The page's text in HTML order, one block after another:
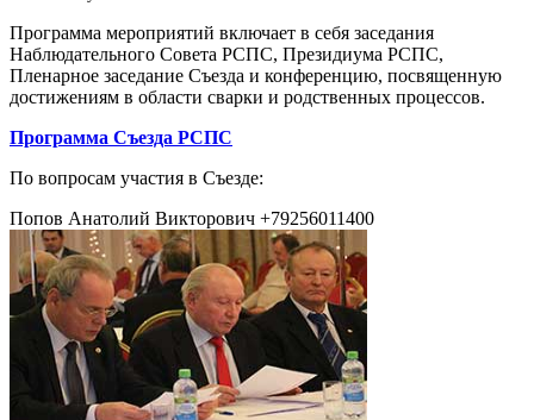
Программа мероприятий включает в себя заседания
Наблюдательного Совета РСПС, Президиума РСПС,
Пленарное заседание Съезда и конференцию, посвященную
достижениям в области сварки и родственных процессов.
Программа Съезда РСПС
По вопросам участия в Съезде:
Попов Анатолий Викторович +79256011400